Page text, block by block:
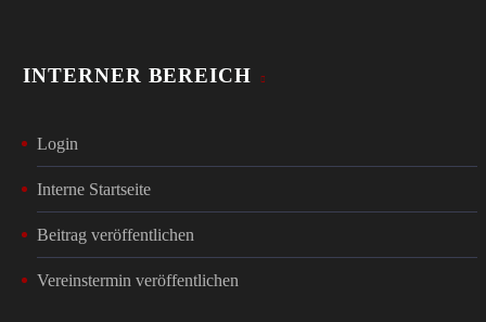
INTERNER BEREICH
Login
Interne Startseite
Beitrag veröffentlichen
Vereinstermin veröffentlichen